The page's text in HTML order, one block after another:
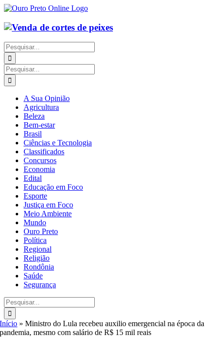
Ir
o
conteúdo
Buscar
resultados
para:
Buscar
resultados
para:
A Sua Opinião
Agricultura
Beleza
Bem-estar
Brasil
Ciências e Tecnologia
Classificados
Concursos
Economia
Edital
Educação em Foco
Esporte
Justiça em Foco
Meio Ambiente
Mundo
Ouro Preto
Política
Regional
Religião
Rondônia
Saúde
Segurança
Buscar
resultados
para:
Início »Ministro do Lula recebeu auxilio emergencial na época da
pandemia, mesmo com salário de R$ 15 mil reais